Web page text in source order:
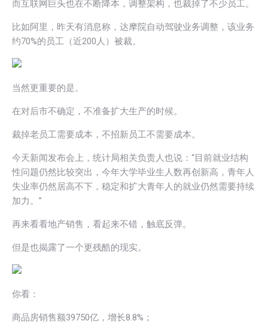
而互联网巨头也在不断降本，调整架构，也裁掉了不少员工。
比如阿里，昨天有消息称，达摩院自动驾驶业务调整，该业务
约70%的员工（近200人）被裁。
当然更重要的是。
在对后市不确定，不准备扩大生产的时候。
裁掉老员工需要成本，不招新员工不需要成本。
今天新闻发布会上，统计局相关负责人也说：“目前就业结构
性问题仍然比较突出，今年大学毕业生人数再创新高，青年人
失业率仍然居高不下，稳定和扩大青年人的就业仍然需要持续
加力。”
再来看看地产销售，看起来不错，触底反弹。
但是也揭露了一个更残酷的现实。
你看：
商品房销售额39750亿，增长8.8%；